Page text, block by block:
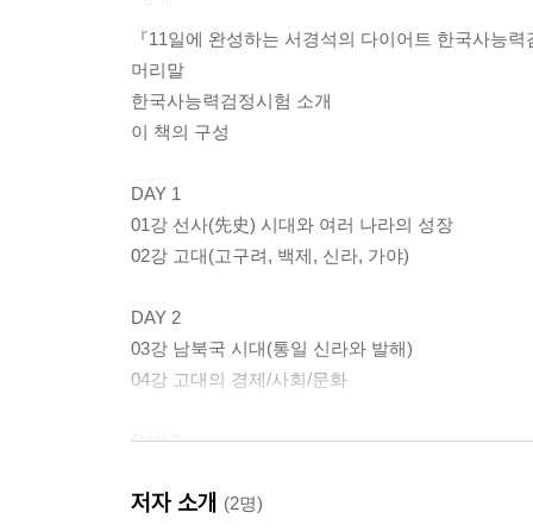
『11일에 완성하는 서경석의 다이어트 한국사능력
머리말
한국사능력검정시험 소개
이 책의 구성
DAY 1
01강 선사(先史) 시대와 여러 나라의 성장
02강 고대(고구려, 백제, 신라, 가야)
DAY 2
03강 남북국 시대(통일 신라와 발해)
04강 고대의 경제/사회/문화
DAY 3
06강 고려 중기와 무신 집권기
저자 소개 (2명)